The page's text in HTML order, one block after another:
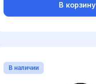
В корзину
В наличии